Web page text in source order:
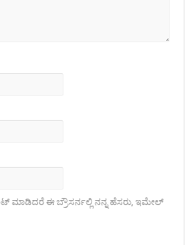
ಮಾಡಿದರೆ ಈ ಬ್ರೌಸರ್ನಲ್ಲಿ ನನ್ನ ಹೆಸರು, ಇಮೇಲ್